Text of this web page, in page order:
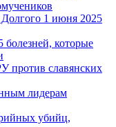
1 июня 2025
болезней, которые
славянских
лидерам
убийц,